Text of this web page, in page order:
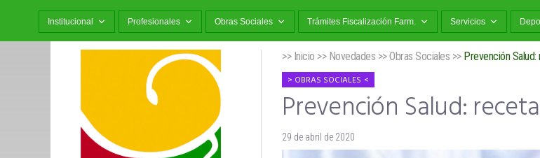
Institucional Profesionales Obras Sociales Trámites Fiscalización Farm. Servicios
>> Inicio >> Novedades >>Obras Sociales >> Prevención
OBRAS SOCIALES
Prevención Salud:
29 de abril de 2020